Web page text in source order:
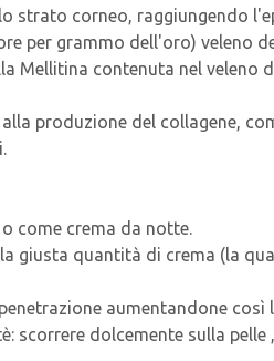
strato corneo, raggiungendo
per grammo dell'oro)
Mellitina contenuta nel veleno
produzione del collagene,
come crema da notte.
giusta quantità di crema (la
aumentandone così
scorrere dolcemente sulla